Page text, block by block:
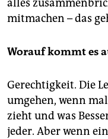
alles
mitmachen – das
Worauf kommt es
Gerechtigkeit. Die
umgehen, wenn
zieht und was
jeder. Aber wenn